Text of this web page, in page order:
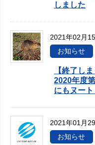
しました
2021年02月
お知らせ
【終了し
2020年度
にもヌー
2021年01月
お知らせ